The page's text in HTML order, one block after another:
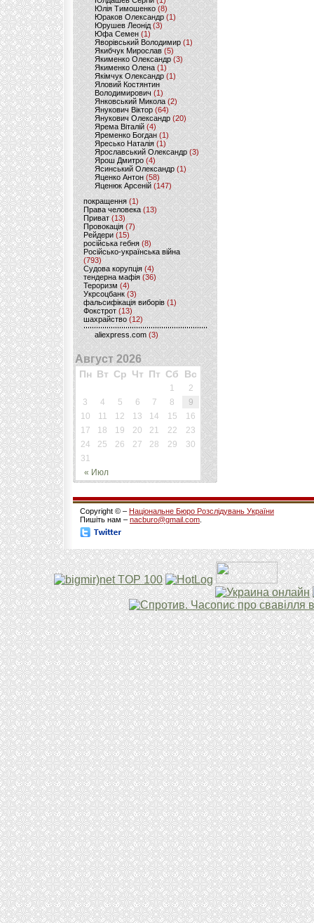
Юлія Тимошенко (8)
Юраков Олександр (1)
Юрушев Леонід (3)
Юфа Семен (1)
Яворівський Володимир (1)
Якибчук Мирослав (5)
Якименко Олександр (3)
Якименко Олена(1)
Якімчук Олександр (1)
Яловий Костянтин
Володимирович (1)
Янковський Микола(2)
Янукович Віктор (64)
Янукович Олександр(20)
Ярема Віталій(4)
Яременко Богдан(1)
Яресько Наталія(1)
Ярославський Олександр (3)
Ярош Дмитро (4)
Ясинський Олександр (1)
Яценко Антон(58)
Яценюк Арсеній (147)
покращення (1)
Права человека(13)
Приват (13)
Провокація (7)
Рейдери (15)
російська гебня (8)
Російсько-українська війна
(793)
Судова корупція (4)
тендерна мафія (36)
Тероризм (4)
Укрсоцбанк (3)
фальсифікація виборів (1)
Фокстрот(13)
шахрайство (12)
aliexpress.com (3)
Август 2026
Пн Вт Ср Чт Пт Сб Вс
« Июл
1
2
3
4 5 6 7 8
9
10
11 12 13 14 15
16
17
18 19 20 21 22
23
24
25 26 27 28 29
30
31
Copyright © – Національне Бюро Розслідувань України
Пишіть нам – nacburo@gmail.com